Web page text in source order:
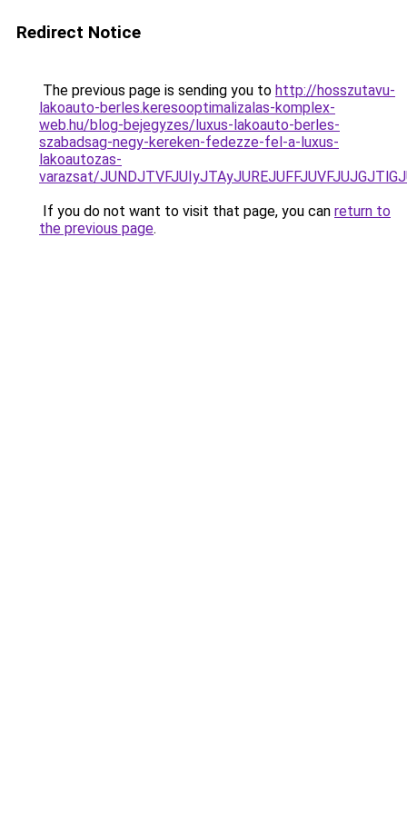
Redirect Notice
The previous page is sending you to http://hosszutavu-
lakoauto-berles.keresooptimalizalas-komplex-
web.hu/blog-bejegyzes/luxus-lakoauto-berles-
szabadsag-negy-kereken-fedezze-fel-a-luxus-
lakoautozas-
varazsat/
If you do not want to visit that page, you can return to
the previous page.